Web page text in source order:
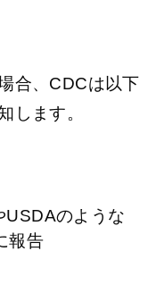
合、CDCは以下
します。
USDAのような
報告